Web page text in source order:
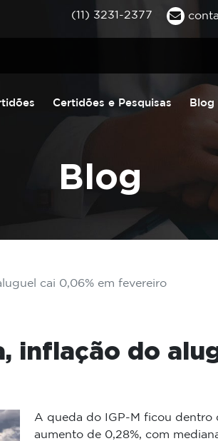
(11) 3231-2377
Certidões e Pesquisas Blog
Blog
cai 0,06% em fevereiro
inflação do
A queda do IGP-M ficou dentro
aumento de 0,28%, com